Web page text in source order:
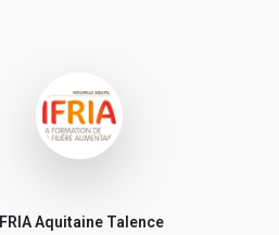
IFRIA Aquitaine Talence